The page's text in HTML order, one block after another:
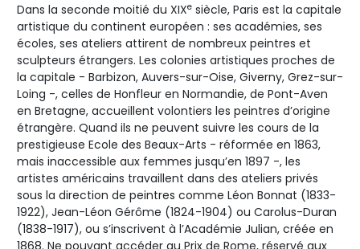
Dans la seconde moitié du XIXe siècle, Paris est la capitale
artistique du continent européen : ses académies, ses
écoles, ses ateliers attirent de nombreux peintres et
sculpteurs étrangers. Les colonies artistiques proches de
la capitale - Barbizon, Auvers-sur-Oise, Giverny, Grez-sur-
Loing -, celles de Honfleur en Normandie, de Pont-Aven
en Bretagne, accueillent volontiers les peintres d’origine
étrangère. Quand ils ne peuvent suivre les cours de la
prestigieuse Ecole des Beaux-Arts - réformée en 1863,
mais inaccessible aux femmes jusqu’en 1897 -, les
artistes américains travaillent dans des ateliers privés
sous la direction de peintres comme Léon Bonnat (1833-
1922), Jean-Léon Gérôme (1824-1904) ou Carolus-Duran
(1838-1917), ou s’inscrivent à l’Académie Julian, créée en